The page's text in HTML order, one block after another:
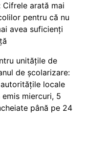
arată mai
pentru că nu
avea suficienți
unitățile de
de școlarizare:
locale
miercuri, 5
până pe 24